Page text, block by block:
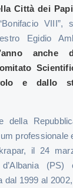
Città dei Papi
VIII”,
Egidio
e dallo
della
professionale
il 24
d’Albania
dal 1999 al